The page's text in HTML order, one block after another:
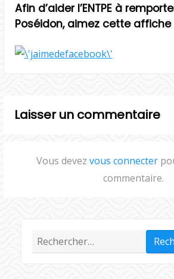
Afin d’aider l’ENTPE à
Poséidon, aimez cette
Laisser un commentaire
Vous devez vous connecter
commentaire.
Rechercher :